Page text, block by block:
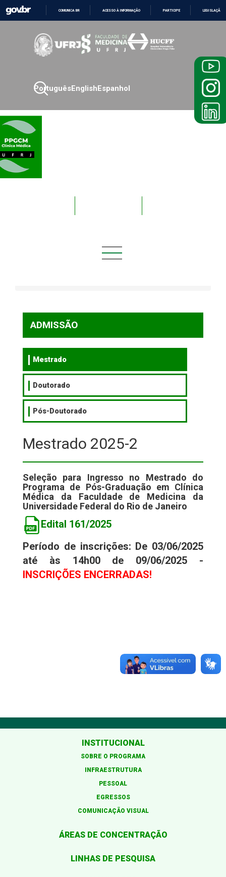
O
CONTEÚDO
COMUNICA BR ACESSO À INFORMAÇÃO PARTICIPE LEGISLAÇÃO
PortuguêsEnglishEspanhol
ADMISSÃO
Mestrado
Doutorado
Pós-Doutorado
Mestrado 2025-2
Seleção para Ingresso no Mestrado do
Programa de Pós-Graduação em Clínica
Médica da Faculdade de Medicina da
Universidade Federal do Rio de Janeiro
Edital 161/2025
Período de inscrições: De 03/06/2025
até às 14h00 de 09/06/2025 -
INSCRIÇÕES ENCERRADAS!
INSTITUCIONAL
SOBRE O PROGRAMA
INFRAESTRUTURA
PESSOAL
EGRESSOS
COMUNICAÇÃO VISUAL
ÁREAS DE CONCENTRAÇÃO
LINHAS DE PESQUISA